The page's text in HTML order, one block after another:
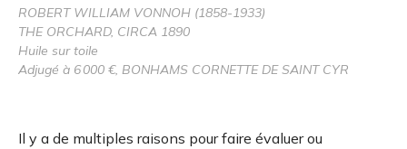
ROBERT WILLIAM VONNOH (1858-1933)
THE ORCHARD, CIRCA 1890
Huile sur toile
Adjugé à 6 000 €, BONHAMS CORNETTE DE SAINT CYR
Il y a de multiples raisons pour faire évaluer ou